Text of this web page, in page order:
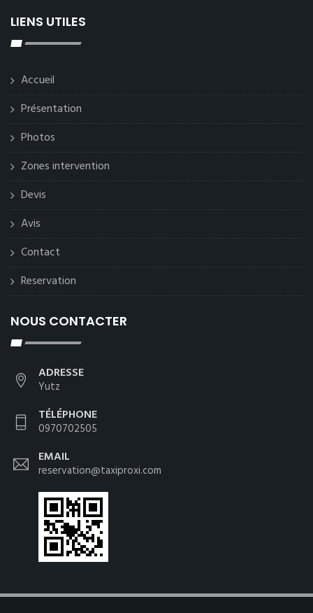
LIENS UTILES
Accueil
Présentation
Photos
Zones intervention
Devis
Avis
Contact
Reservation
NOUS CONTACTER
ADRESSE
Yutz
TÉLÉPHONE
0970702505
EMAIL
reservation@taxiproxi.com